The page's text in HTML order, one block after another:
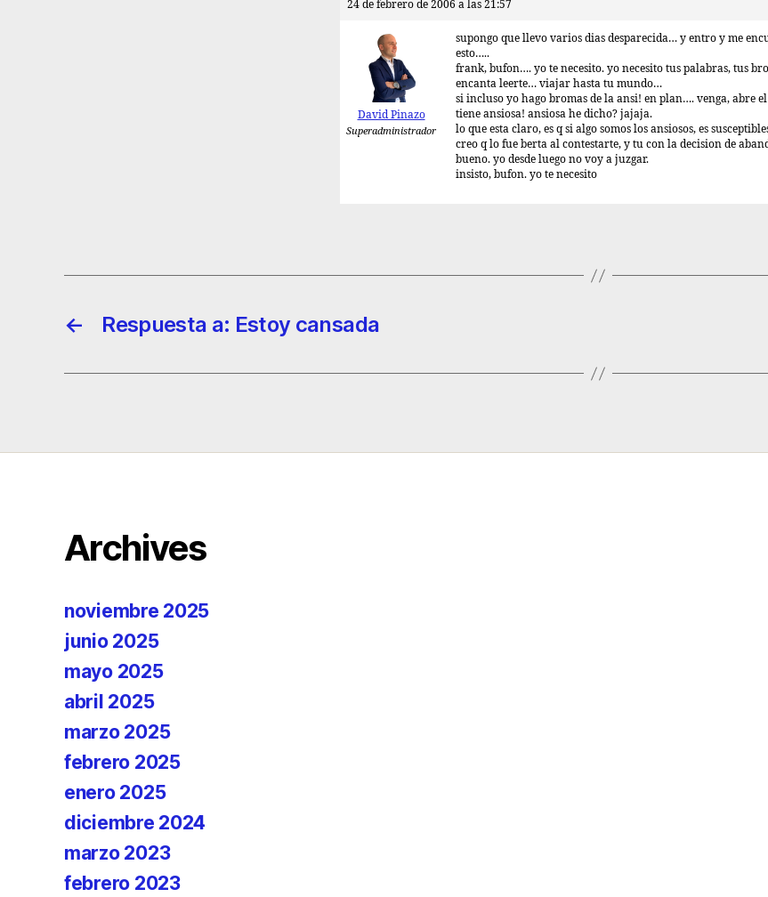
24 de febrero de 2006 a las 21:57
David Pinazo
Superadministrador
supongo que llevo varios dias desparecida… y entro y me
esto…..
frank, bufon…. yo te necesito. yo necesito tus palabras, tus
encanta leerte… viajar hasta tu mundo…
si incluso yo hago bromas de la ansi! en plan…. venga, abre
tiene ansiosa! ansiosa he dicho? jajaja.
lo que esta claro, es q si algo somos los ansiosos, es
creo q lo fue berta al contestarte, y tu con la decision de
bueno. yo desde luego no voy a juzgar.
insisto, bufon. yo te necesito
← Respuesta a: Estoy cansada
Archives
noviembre 2025
junio 2025
mayo 2025
abril 2025
marzo 2025
febrero 2025
enero 2025
diciembre 2024
marzo 2023
febrero 2023